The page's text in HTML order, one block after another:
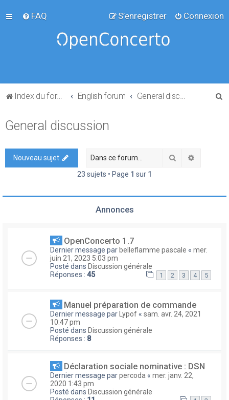
FAQ Connexion
S’enregistrer
Index du forum English forum
h
General discussion
Nouveau sujet Rechercher
23 sujets • Page 1 sur 1
Annonces
OpenConcerto 1.7
Dernier message par belleflamme pascale « mer.
juin 21, 2023 5:03 pm
Posté dans Discussion générale
Réponses : 45 1 2 3 4 5
Manuel préparation de commande
Dernier message par Lypof « sam. avr. 24, 2021
10:47 pm
Posté dans Discussion générale
Réponses : 8
Déclaration sociale nominative : DSN
Dernier message parpercoda « mer. janv. 22,
2020 1:43 pm
Posté dans Discussion générale